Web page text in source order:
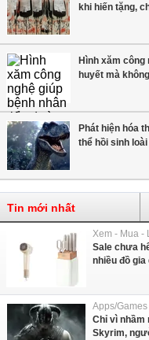
khi hiến tặng,
Hình xăm
huyết mà
Phát hiện hóa
thể hồi sinh
Tin mới nhất
Xem - Mua -
Sale chưa
nhiều đồ
Apps/
Chỉ vì nhầm
Skyrim,